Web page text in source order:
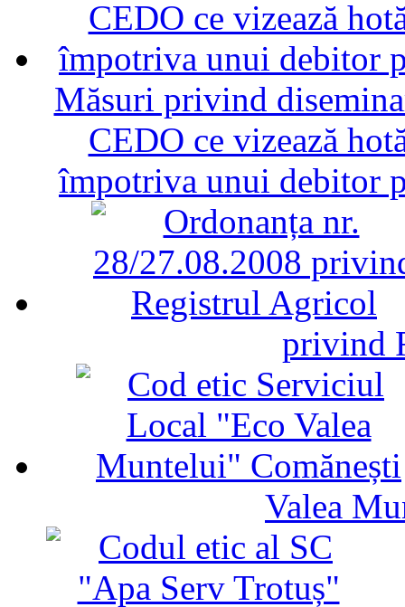
Măsuri privind
CEDO ce vizează
împotriva unui debitor
privind
Valea